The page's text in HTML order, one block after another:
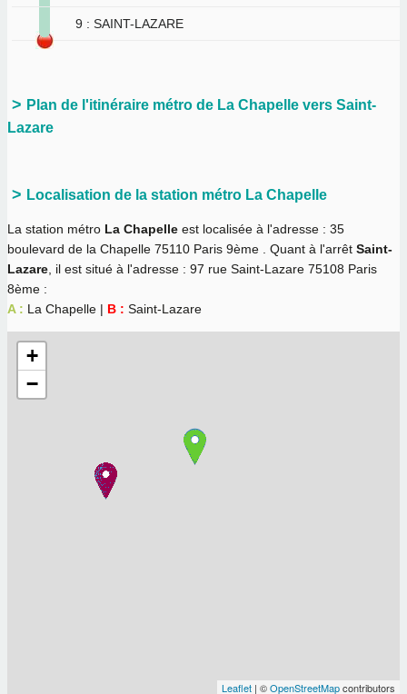
9 : SAINT-LAZARE
Plan de l'itinéraire métro de La Chapelle vers Saint-
Lazare
Localisation de la station métro La Chapelle
La station métro La Chapelle est localisée à l'adresse : 35
boulevard de la Chapelle 75110 Paris 9ème . Quant à l'arrêt Saint-
Lazare , il est situé à l'adresse : 97 rue Saint-Lazare 75108 Paris
8ème :
A : La Chapelle | B : Saint-Lazare
+
−
Leaflet | ©OpenStreetMapcontributors